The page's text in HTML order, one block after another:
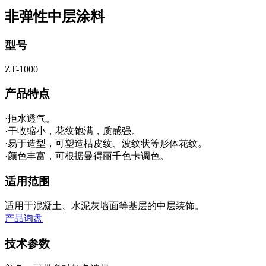
非弹性中层涂料
型号
ZT-1000
产品特点
·拒水透气。
·干收缩小，花纹饱满，质感强。
·易于造型，可塑造桔皮纹、波纹状等形体花纹。
·颜色丰富，可根据曼得丽千色卡调色。
适用范围
适用于混凝土、水泥灰墙面等基层的中层装饰。
产品询盘
技术参数